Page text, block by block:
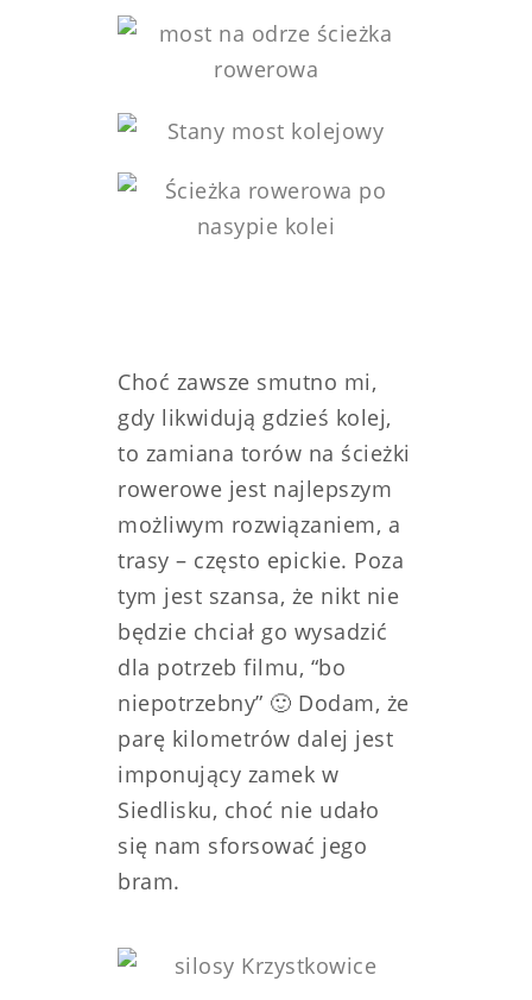
Choć zawsze smutno mi,
gdy likwidują gdzieś kolej,
to zamiana torów na ścieżki
rowerowe jest najlepszym
możliwym rozwiązaniem, a
trasy – często epickie. Poza
tym jest szansa, że nikt nie
będzie chciał go wysadzić
dla potrzeb filmu, “bo
niepotrzebny” 🙂 Dodam, że
parę kilometrów dalej jest
imponujący zamek w
Siedlisku, choć nie udało
się nam sforsować jego
bram.